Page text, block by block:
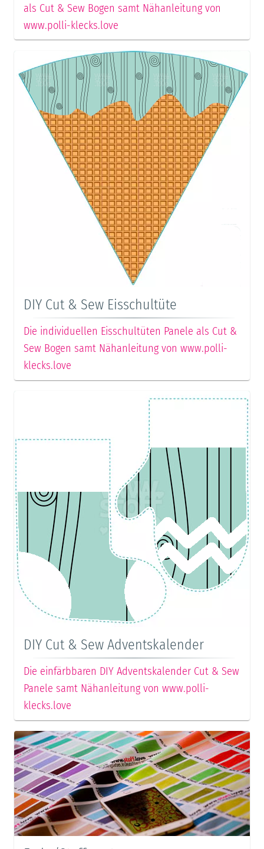
als Cut & Sew Bogen samt Nähanleitung von
www.polli-klecks.love
DIY Cut & Sew Eisschultüte
Die individuellen Eisschultüten Panele als Cut &
Sew Bogen samt Nähanleitung von www.polli-
klecks.love
DIY Cut & Sew Adventskalender
Die einfärbbaren DIY Adventskalender Cut & Sew
Panele samt Nähanleitung von www.polli-
klecks.love